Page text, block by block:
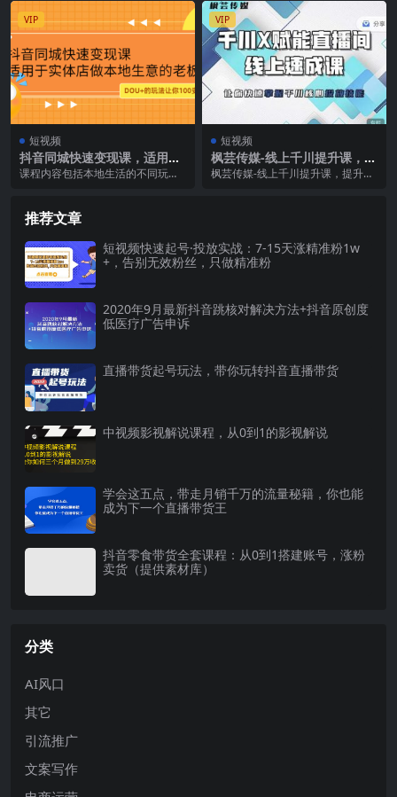
技巧
0到1...
何运用实拍与动画...
VIP
短视频
抖音同城快速变现课，适用于
实体店做本地生意的老板
课程内容包括本地生活的不同玩
VIP
短视频
枫芸传媒-线上千川提升课，提
升千川认知，提升千川投放效
枫芸传媒-线上千川提升课，提升千
推荐文章
短视频快速起号·投放实战：7-15天涨精准粉1w
+，告别无效粉丝，只做精准粉
2020年9月最新抖音跳核对解决方法+抖音原创度
低医疗广告申诉
直播带货起号玩法，带你玩转抖音直播带货
中视频影视解说课程，从0到1的影视解说
学会这五点，带走月销千万的流量秘籍，你也能
成为下一个直播带货王
抖音零食带货全套课程：从0到1搭建账号，涨粉
卖货（提供素材库）
分类
AI风口
其它
引流推广
文案写作